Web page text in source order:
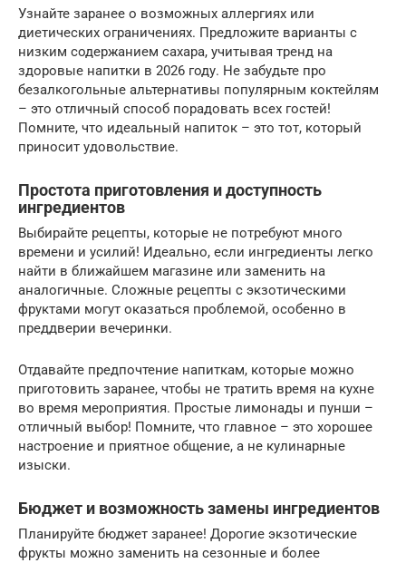
Узнайте заранее о возможных аллергиях или
диетических ограничениях. Предложите варианты с
низким содержанием сахара, учитывая тренд на
здоровые напитки в 2026 году. Не забудьте про
безалкогольные альтернативы популярным коктейлям
– это отличный способ порадовать всех гостей!
Помните, что идеальный напиток – это тот, который
приносит удовольствие.
Простота приготовления и доступность
ингредиентов
Выбирайте рецепты, которые не потребуют много
времени и усилий! Идеально, если ингредиенты легко
найти в ближайшем магазине или заменить на
аналогичные. Сложные рецепты с экзотическими
фруктами могут оказаться проблемой, особенно в
преддверии вечеринки.
Отдавайте предпочтение напиткам, которые можно
приготовить заранее, чтобы не тратить время на кухне
во время мероприятия. Простые лимонады и пунши –
отличный выбор! Помните, что главное – это хорошее
настроение и приятное общение, а не кулинарные
изыски.
Бюджет и возможность замены ингредиентов
Планируйте бюджет заранее! Дорогие экзотические
фрукты можно заменить на сезонные и более